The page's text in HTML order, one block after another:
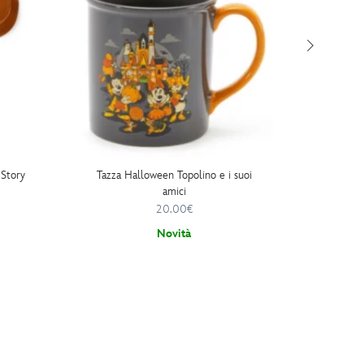
Tazza Halloween Topolino e i suoi
amici
20.00€
Novità